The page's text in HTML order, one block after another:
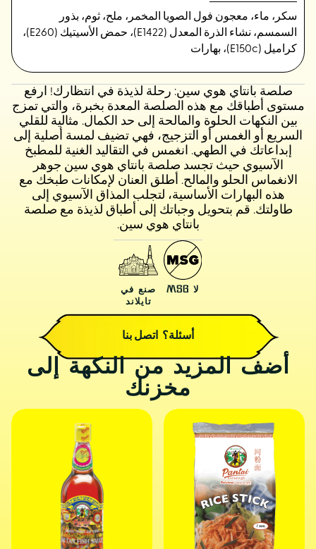
صلصة بانتاي هوي سين: رحلة لذيذة في انتظارك! ارفع
مستوى أطباقك مع هذه الصلصة المعدة بخبرة، والتي تمزج
بين النكهات الحلوة والمالحة إلى حد الكمال. مثالية للقلي
السريع أو الغمس أو التزجيج، فهي تضيف لمسة أصلية إلى
إبداعاتك في الطهي. انغمس في التقاليد الغنية للمطبخ
الآسيوي حيث تجسد صلصة بانتاي هوي سين جوهر
الانغماس الحلو والمالح. أطلق العنان لإمكانات طبخك مع
هذه البهارات الأساسية، لتجلب المذاق الآسيوي إلى
طاولتك. قم بتحويل وجباتك إلى أطباق لذيذة مع صلصة
بانتاي هوي سين.
صنع في
تايلاند
لا MSG
أسئلة؟ اتصل بنا
سكر، ماء، معجون فول الصويا المخمر، ملح، ثوم، بذور
السمسم، نشاء الذرة المعدل (E1422)، حمض الأسيتيك (E260)،
كراميل (E150c)، بهارات
أضف المزيد من النكهة إلى
مخزنك